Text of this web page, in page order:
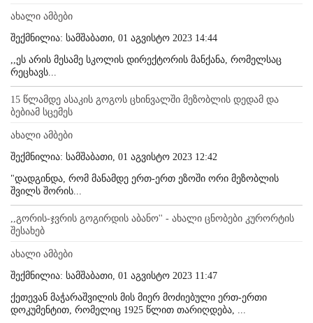
ახალი ამბები
შექმნილია: სამშაბათი, 01 აგვისტო 2023 14:44
,,ეს არის მესამე სკოლის დირექტორის მანქანა, რომელსაც
რეცხავს...
15 წლამდე ასაკის გოგოს ცხინვალში მეზობლის დედამ და
ბებიამ სცემეს
ახალი ამბები
შექმნილია: სამშაბათი, 01 აგვისტო 2023 12:42
"დადგინდა, რომ მანამდე ერთ-ერთ ეზოში ორი მეზობლის
შვილს შორის...
,,გორის-ჯვრის გოგირდის აბანო'' - ახალი ცნობები კურორტის
შესახებ
ახალი ამბები
შექმნილია: სამშაბათი, 01 აგვისტო 2023 11:47
ქეთევან მაჭარაშვილის მის მიერ მოძიებული ერთ-ერთი
დოკუმენტით, რომელიც 1925 წლით თარიღდება, ...